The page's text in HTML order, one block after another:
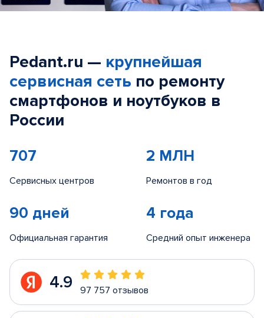
Pedant.ru — крупнейшая
сервисная сеть по ремонту
смартфонов и ноутбуков в
России
707
Сервисных центров
2 МЛН
Ремонтов в год
90 дней
Официальная гарантия
4 года
Средний опыт инженера
4.9 97 757 отзывов